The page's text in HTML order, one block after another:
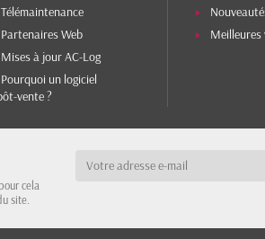
Télémaintenance
Partenaires Web
Mises à jour AC-Log
Pourquoi un logiciel
vente ?
Meilleures
cela
site.